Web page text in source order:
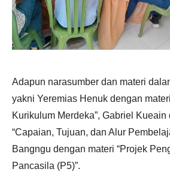
Adapun narasumber dan materi
yakni Yeremias Henuk dengan
Kurikulum Merdeka”, Gabriel Kueain
“Capaian, Tujuan, dan Alur
Bangngu dengan materi “Projek
Pancasila (P5)”.